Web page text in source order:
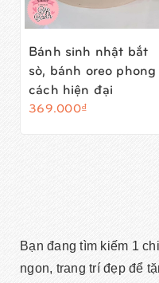
Bánh sinh nhật bắt
sò, bánh oreo phong
cách hiện đại
369.000₫
Bạn đang tìm kiếm 1
ngon, trang trí đẹp để